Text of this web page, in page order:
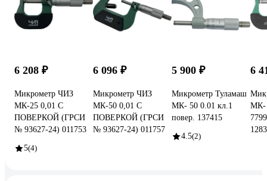
6 208 ₽
Микрометр ЧИЗ
МК-25 0,01 С
ПОВЕРКОЙ (ГРСИ
№ 93627-24) 011753
5(4)
6 096 ₽
Микрометр ЧИЗ
МК-50 0,01 С
ПОВЕРКОЙ (ГРСИ
№ 93627-24) 011757
5 900 ₽
Микрометр Туламаш
МК- 50 0.01 кл.1
повер. 137415
4.5(2)
6
МК-